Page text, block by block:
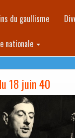
du gaullisme
nationale
18 juin 40